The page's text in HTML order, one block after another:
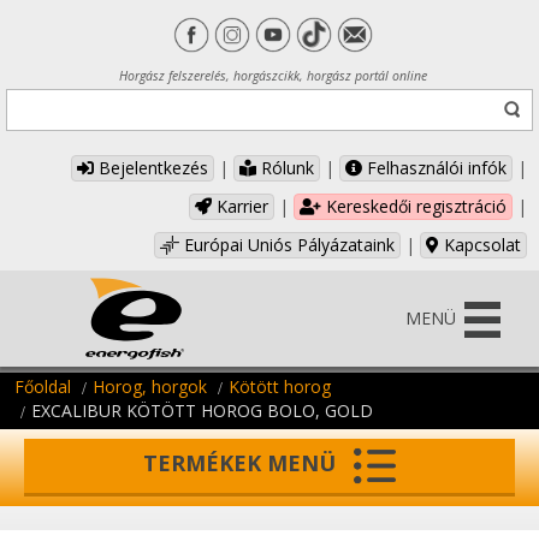
Horgász felszerelés, horgászcikk, horgász portál online
Bejelentkezés | Rólunk | Felhasználói infók
|
Karrier
| Kereskedői regisztráció
|
Európai Uniós Pályázataink
| Kapcsolat
MENÜ
Főoldal Horog, horgok
Kötött horog
EXCALIBUR KÖTÖTT HOROG BOLO, GOLD
TERMÉKEK MENÜ